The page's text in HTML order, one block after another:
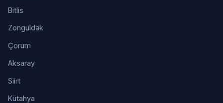
Bitlis
Zonguldak
Çorum
Aksaray
Siirt
Kütahya